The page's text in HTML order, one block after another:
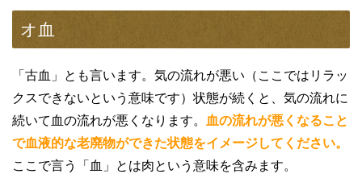
オ血
「古血」とも言います。気の流れが悪い（ここではリラッ
クスできないという意味です）状態が続くと、気の流れに
続いて血の流れが悪くなります。
血の流れが悪くなること
で血液的な老廃物ができた状態をイメージしてください。
ここで言う「血」とは肉という意味を含みます。